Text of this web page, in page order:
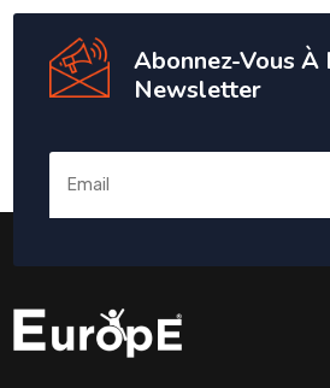
Abonnez-Vous À
Newsletter